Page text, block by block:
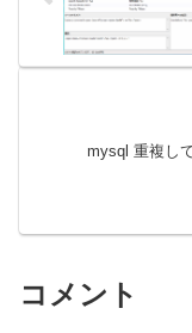
mysql 重複し
コメント